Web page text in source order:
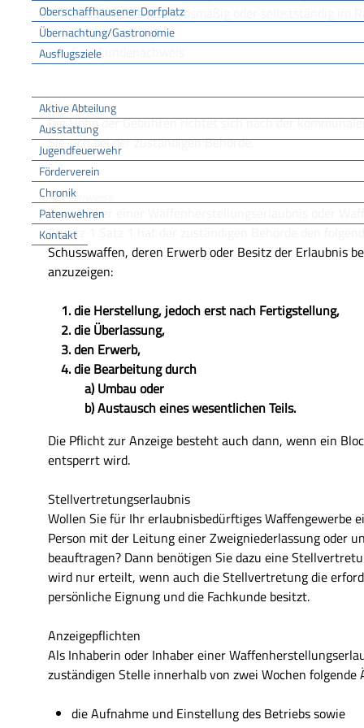
Oberschaffhausener Dorfplatz
Übernachtung/Gastronomie
Ausflugsziele
Aktive Abteilung
Ausstattung
Jugendfeuerwehr
Förderverein
Chronik
Patenwehren
Kontakt
Vereine
Bedürfnisses (gewerbsmäßig oder selbstständig im
Unternehmung).
Sachkundenachweis
Kosten
Die Höhe der Gebühren richtet sich nach der
Sie sich bei der zuständigen Behörde.
Hinweise
Der Inhaber einer Waffenherstellungserlaubnis oder
Absatz 1 Satz 1 hat der zuständigen Behörde den
Schusswaffen, deren Erwerb oder Besitz der Erlaubnis
anzuzeigen:
1. die Herstellung, jedoch erst nach Fertigstellung,
2. die Überlassung,
3. den Erwerb,
4. die Bearbeitung durch
a) Umbau oder
b) Austausch eines wesentlichen Teils.
Die Pflicht zur Anzeige besteht auch dann, wenn ein
entsperrt wird.
Stellvertretungserlaubnis
Wollen Sie für Ihr erlaubnisbedürftiges Waffengewerbe
Person mit der Leitung einer Zweigniederlassung oder
beauftragen? Dann benötigen Sie dazu eine
wird nur erteilt, wenn auch die Stellvertretung die
persönliche Eignung und die Fachkunde besitzt.
Anzeigepflichten
Als Inhaberin oder Inhaber einer
zuständigen Stelle innerhalb von zwei Wochen folgende
die Aufnahme und Einstellung des Betriebs sowie